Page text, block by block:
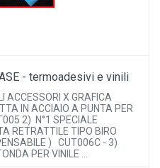
- termoadesivi e vinili
ACCESSORI X GRAFICA
IN ACCIAIO A PUNTA PER
2) N°1 SPECIALE
RETRATTILE TIPO BIRO
) CUT006C - 3)
PER VINILE ...